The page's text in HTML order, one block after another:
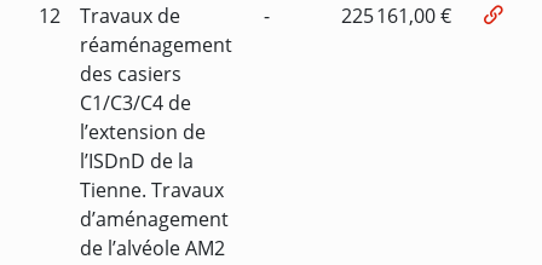
12
Travaux de
réaménagement
des casiers
C1/C3/C4 de
l’extension de
l’ISDnD de la
Tienne. Travaux
d’aménagement
de l’alvéole AM2
- 225 161,00 €